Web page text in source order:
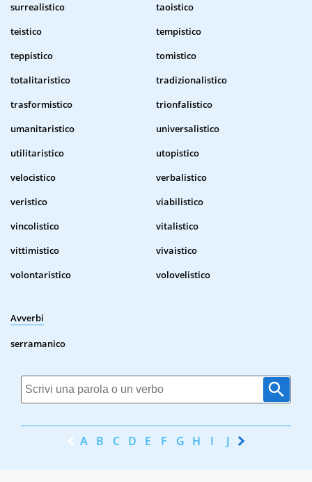
surrealistico
taoistico
teistico
tempistico
teppistico
tomistico
totalitaristico
tradizionalistico
trasformistico
trionfalistico
umanitaristico
universalistico
utilitaristico
utopistico
velocistico
verbalistico
veristico
viabilistico
vincolistico
vitalistico
vittimistico
vivaistico
volontaristico
volovelistico
Avverbi
serramanico
A B C D E F G H I J K